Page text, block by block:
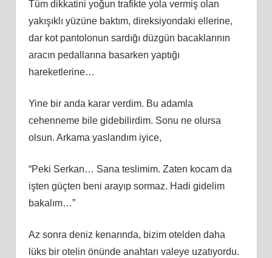
Tüm dikkatini yoğun trafikte yola vermiş olan
yakışıklı yüzüne baktım, direksiyondaki ellerine,
dar kot pantolonun sardığı düzgün bacaklarının
aracın pedallarına basarken yaptığı
hareketlerine…
Yine bir anda karar verdim. Bu adamla
cehenneme bile gidebilirdim. Sonu ne olursa
olsun. Arkama yaslandım iyice,
“Peki Serkan… Sana teslimim. Zaten kocam da
işten güçten beni arayıp sormaz. Hadi gidelim
bakalım…”
Az sonra deniz kenarında, bizim otelden daha
lüks bir otelin önünde anahtarı valeye uzatıyordu.